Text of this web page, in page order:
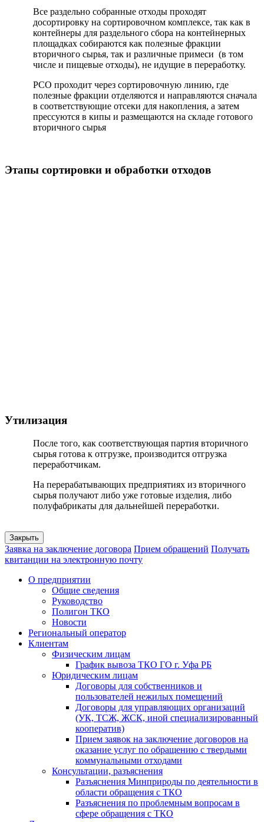
Все раздельно собранные отходы проходят
досортировку на сортировочном комплексе, так как в
контейнеры для раздельного сбора на контейнерных
площадках собираются как полезные фракции
вторичного сырья, так и различные примеси (в том
числе и пищевые отходы), не идущие в переработку.
РСО проходит через сортировочную линию, где
полезные фракции отделяются и направляются сначала
в соответствующие отсеки для накопления, а затем
прессуются в кипы и размещаются на складе готового
вторичного сырья
Этапы сортировки и обработки отходов
Утилизация
После того, как соответствующая партия вторичного
сырья готова к отгрузке, производится отгрузка
переработчикам.
На перерабатывающих предприятиях из вторичного
сырья получают либо уже готовые изделия, либо
полуфабрикаты для дальнейшей переработки.
Закрыть
Заявка на заключение договора Прием обращений Получать
квитанции на электронную почту
О предприятии
Общие сведения
Руководство
Полигон ТКО
Новости
Региональный оператор
Клиентам
Физическим лицам
График вывоза ТКО ГО г. Уфа РБ
Юридическим лицам
Договоры для собственников и
пользователей нежилых помещений
Договоры для управляющих организаций
(УК, ТСЖ, ЖСК, иной специализированный
кооператив)
Прием заявок на заключение договоров на
оказание услуг по обращению с твердыми
коммунальными отходами
Консультации, разъяснения
Разъяснения Минприроды по деятельности в
области обращения с ТКО
Разъяснения по проблемным вопросам в
сфере обращения с ТКО